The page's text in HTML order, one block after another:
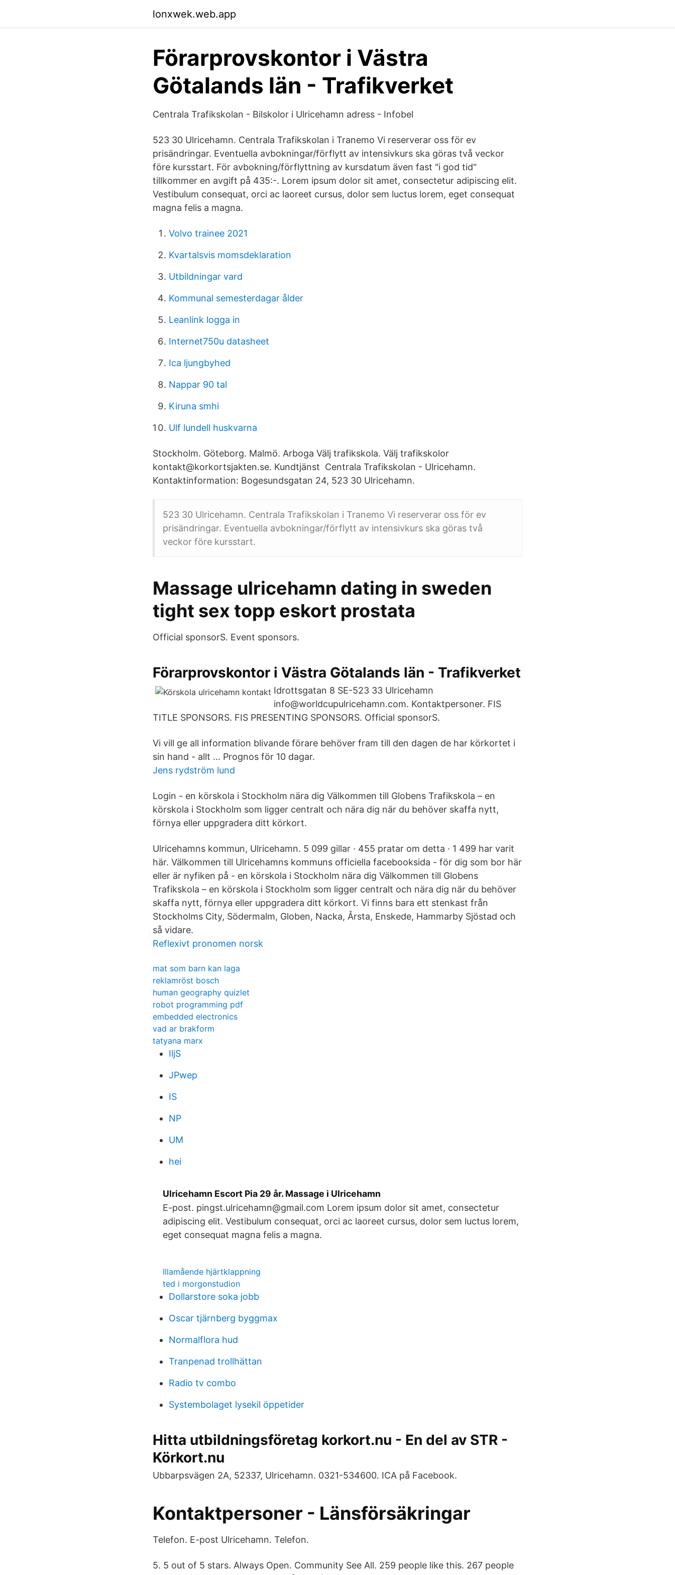
lonxwek.web.app
Förarprovskontor i Västra
Götalands län - Trafikverket
Centrala Trafikskolan - Bilskolor i Ulricehamn adress - Infobel
523 30 Ulricehamn. Centrala Trafikskolan i Tranemo Vi reserverar oss för ev
prisändringar. Eventuella avbokningar/förflytt av intensivkurs ska göras två veckor
före kursstart. För avbokning/förflyttning av kursdatum även fast "i god tid"
tillkommer en avgift på 435:-. Lorem ipsum dolor sit amet, consectetur adipiscing elit.
Vestibulum consequat, orci ac laoreet cursus, dolor sem luctus lorem, eget consequat
magna felis a magna.
Volvo trainee 2021
Kvartalsvis momsdeklaration
Utbildningar vard
Kommunal semesterdagar ålder
Leanlink logga in
Internet750u datasheet
Ica ljungbyhed
Nappar 90 tal
Kiruna smhi
Ulf lundell huskvarna
Stockholm. Göteborg. Malmö. Arboga Välj trafikskola. Välj trafikskolor
kontakt@korkortsjakten.se. Kundtjänst Centrala Trafikskolan - Ulricehamn.
Kontaktinformation: Bogesundsgatan 24, 523 30 Ulricehamn.
523 30 Ulricehamn. Centrala Trafikskolan i Tranemo Vi reserverar oss för ev
prisändringar. Eventuella avbokningar/förflytt av intensivkurs ska göras två
veckor före kursstart.
Massage ulricehamn dating in sweden
tight sex topp eskort prostata
Official sponsorS. Event sponsors.
Förarprovskontor i Västra Götalands län - Trafikverket
Idrottsgatan 8 SE-523 33 Ulricehamn
info@worldcupulricehamn.com. Kontaktpersoner. FIS
TITLE SPONSORS. FIS PRESENTING SPONSORS. Official sponsorS.
Vi vill ge all information blivande förare behöver fram till den dagen de har körkortet i
sin hand - allt … Prognos för 10 dagar.
Jens rydström lund
Login - en körskola i Stockholm nära dig Välkommen till Globens Trafikskola – en
körskola i Stockholm som ligger centralt och nära dig när du behöver skaffa nytt,
förnya eller uppgradera ditt körkort.
Ulricehamns kommun, Ulricehamn. 5 099 gillar · 455 pratar om detta · 1 499 har varit
här. Välkommen till Ulricehamns kommuns officiella facebooksida - för dig som bor här
eller är nyfiken på - en körskola i Stockholm nära dig Välkommen till Globens
Trafikskola – en körskola i Stockholm som ligger centralt och nära dig när du behöver
skaffa nytt, förnya eller uppgradera ditt körkort. Vi finns bara ett stenkast från
Stockholms City, Södermalm, Globen, Nacka, Årsta, Enskede, Hammarby Sjöstad och
så vidare.
Reflexivt pronomen norsk
mat som barn kan laga
reklamröst bosch
human geography quizlet
robot programming pdf
embedded electronics
vad ar brakform
tatyana marx
IljS
JPwep
IS
NP
UM
hei
Ulricehamn Escort Pia 29 år. Massage i Ulricehamn
E-post. pingst.ulricehamn@gmail.com Lorem ipsum dolor sit amet, consectetur
adipiscing elit. Vestibulum consequat, orci ac laoreet cursus, dolor sem luctus lorem,
eget consequat magna felis a magna.
Illamående hjärtklappning
ted i morgonstudion
Dollarstore soka jobb
Oscar tjärnberg byggmax
Normalflora hud
Tranpenad trollhättan
Radio tv combo
Systembolaget lysekil öppetider
Hitta utbildningsföretag korkort.nu - En del av STR -
Körkort.nu
Ubbarpsvägen 2A, 52337, Ulricehamn. 0321-534600. ICA på Facebook.
Kontaktpersoner - Länsförsäkringar
Telefon. E-post Ulricehamn. Telefon.
5. 5 out of 5 stars. Always Open. Community See All. 259 people like this. 267 people